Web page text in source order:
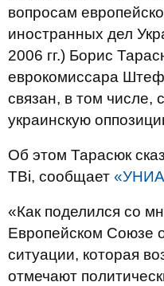
вопросам
иностранных дел
2006 гг.) Борис
еврокомиссара
связан, в том числе,
украинскую
Об этом Тарасюк
ТВі, сообщает
«Как поделился со
Европейском Союзе
ситуации, которая
отмечают